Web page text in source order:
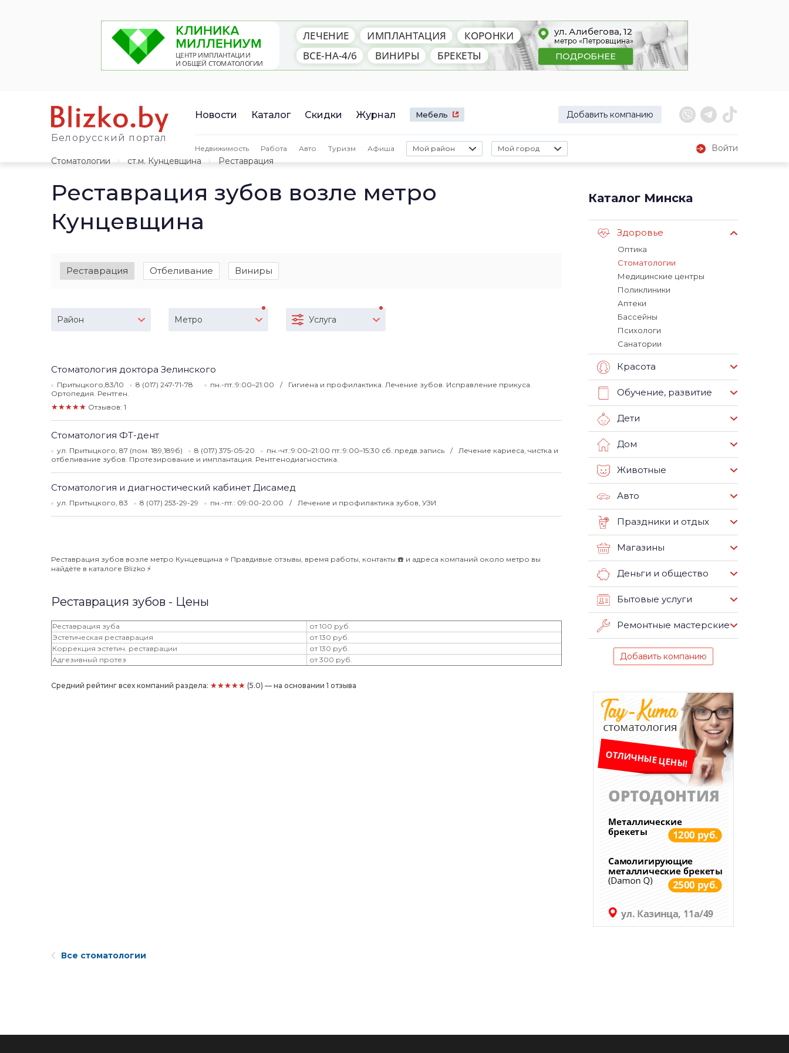
Белорусский портал
Новости Каталог Скидки Журнал Мебель Добавить компанию
Недвижимость Работа Авто Туризм Афиша Мой район Мой город
Войти
Стоматологии
ст.м. Кунцевщина Реставрация
Реставрация зубов возле метро
Кунцевщина
Реставрация Отбеливание Виниры
Район Метро Услуга
Стоматология доктора Зелинского
Притыцкого,83/10 8 (017) 247-71-78 пн.-пт.:9:00–21:00
Гигиена и профилактика. Лечение зубов. Исправление прикуса.
Ортопедия. Рентген.
★★★★★ Отзывов: 1
Стоматология ФТ-дент
ул. Притыцкого, 87 (пом. 189,189б) 8 (017) 375-05-20 пн.-чт.:9:00–21:00 пт.:9:00–15:30 сб.:предв.запись
Лечение кариеса, чистка и
отбеливание зубов. Протезирование и имплантация. Рентгенодиагностика.
Стоматология и диагностический кабинет Дисамед
ул. Притыцкого, 83 8 (017) 253-29-29 пн.-пт.: 09:00-20:00 Лечение и профилактика зубов, УЗИ
Реставрация зубов возле метро Кунцевщина ⭐️ Правдивые отзывы, время работы, контакты ☎️ и адреса компаний около метро вы
найдёте в каталоге Blizko ⚡️
Реставрация зубов - Цены
Реставрация зуба
от 100 руб.
Эстетическая реставрация
от 130 руб.
Коррекция эстетич. реставрации
от 130 руб.
Адгезивный протез
от 300 руб.
Средний рейтинг всех компаний раздела: ★★★★★ (5.0) — на основании 1 отзыва
Каталог Минска
Здоровье
Оптика
Стоматологии
Медицинские центры
Поликлиники
Аптеки
Бассейны
Психологи
Санатории
Красота
Обучение, развитие
Дети
Дом
Животные
Авто
Праздники и отдых
Магазины
Деньги и общество
Бытовые услуги
Ремонтные мастерские
Добавить компанию
Все стоматологии